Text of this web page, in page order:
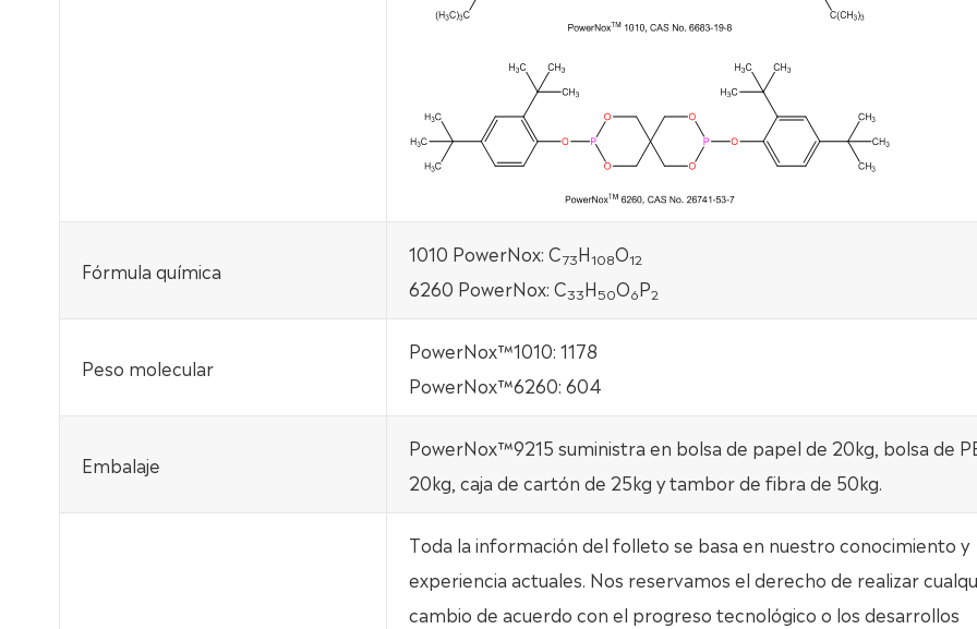
Fórmula química
1010 PowerNox: C73H108O12
6260 PowerNox: C33H50O6P2
Peso molecular
PowerNox™1010: 1178
PowerNox™6260: 604
Embalaje
PowerNox™9215 suministra en bolsa de papel de 20kg, bolsa de
20kg, caja de cartón de 25kg y tambor de fibra de 50kg.
Toda la información del folleto se basa en nuestro conocimiento y
experiencia actuales. Nos reservamos el derecho de realizar
cambio de acuerdo con el progreso tecnológico o los desarrollos